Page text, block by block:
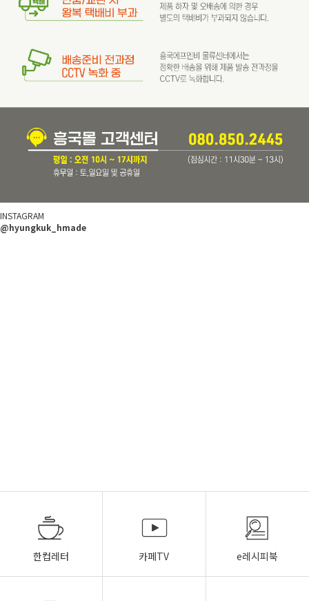
INSTAGRAM
@hyungkuk_hmade
한컵레터 카페TV e레시피북